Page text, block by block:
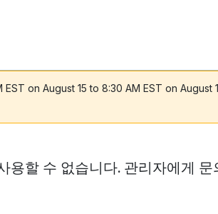
on August 15 to 8:30 AM EST on
용할 수 없습니다. 관리자에게 문